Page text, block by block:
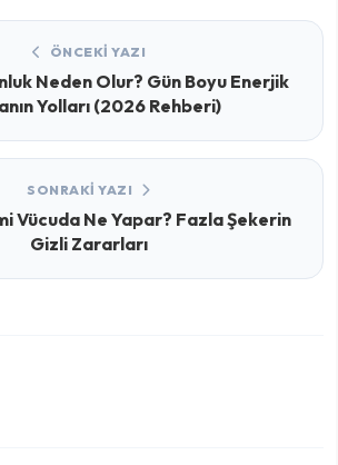
ÖNCEKI YAZI
Neden Olur? Gün Boyu Enerjik
Yolları (2026 Rehberi)
SONRAKI YAZI
Vücuda Ne Yapar? Fazla Şekerin
Gizli Zararları